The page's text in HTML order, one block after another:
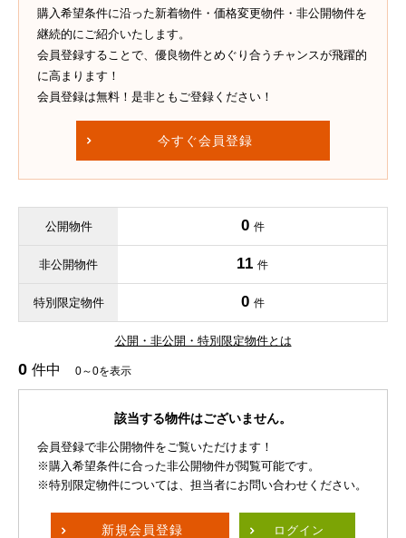
購入希望条件に沿った新着物件・価格変更物件・非公開物件を
継続的にご紹介いたします。
会員登録することで、優良物件とめぐり合うチャンスが飛躍的
に高まります！
会員登録は無料！是非ともご登録ください！
今すぐ会員登録
公開物件 0 件
非公開物件 11 件
特別限定物件 0 件
公開・非公開・特別限定物件とは
0 件中 0～0を表示
該当する物件はございません。
会員登録で非公開物件をご覧いただけます！
※購入希望条件に合った非公開物件が閲覧可能です。
※特別限定物件については、担当者にお問い合わせください。
新規会員登録 ログイン